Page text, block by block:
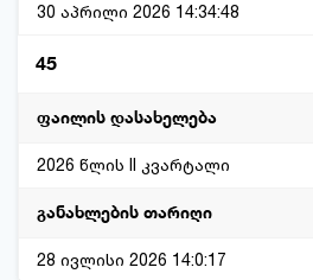
30 აპრილი 2026 14:34:48
45
2026 წლის II კვარტალი
28 ივლისი 2026 14:0:17